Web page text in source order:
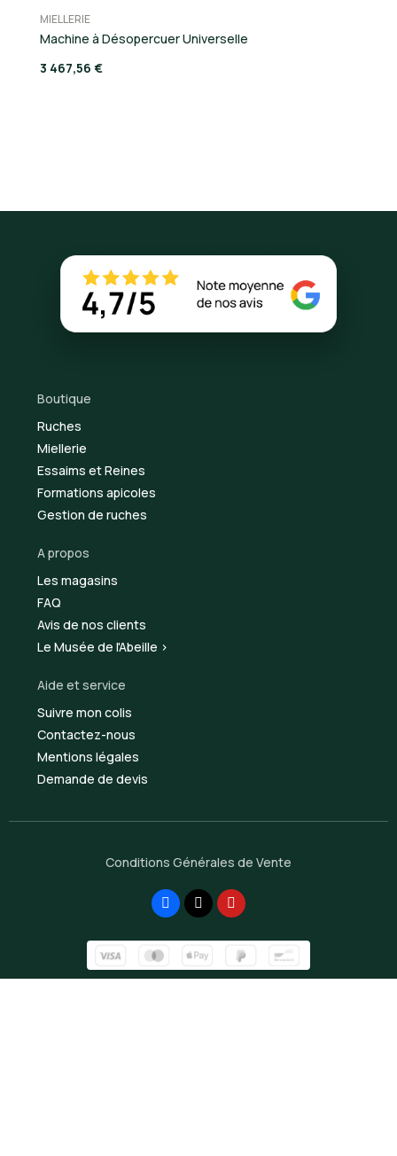
MIELLERIE
Machine à Désopercuer Universelle
3 467,56 €
Boutique
Ruches
Miellerie
Essaims et Reines
Formations apicoles
Gestion de ruches
A propos
Les magasins
FAQ
Avis de nos clients
Le Musée de l'Abeille >
Aide et service
Suivre mon colis
Contactez-nous
Mentions légales
Demande de devis
Conditions Générales de Vente